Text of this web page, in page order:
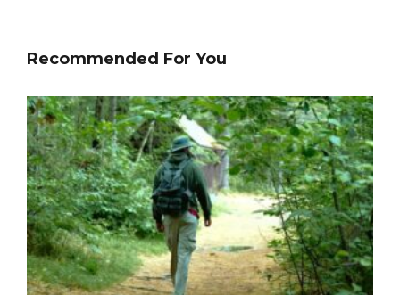
Recommended For You
Conciertos gratuitos del coro Wetherby
Preparatory School en Ávila y Salamanca